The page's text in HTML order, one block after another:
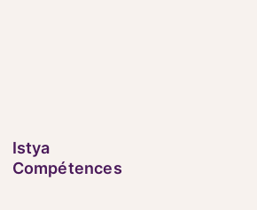
Istya
Compétences